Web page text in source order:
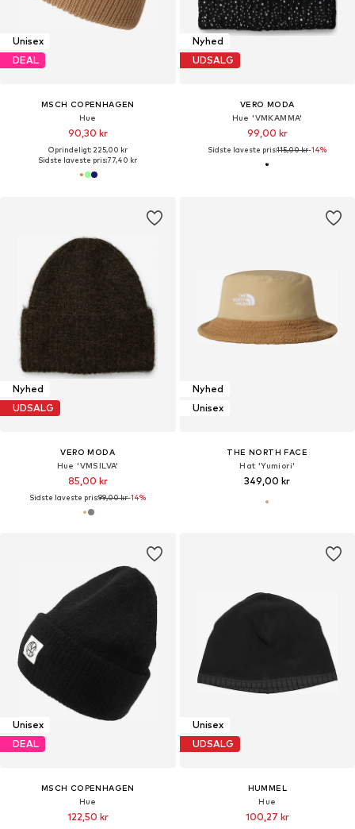
Unisex
DEAL
MSCH COPENHAGEN
Hue
90,30 kr
Oprindeligt: 225,00 kr
Sidste laveste pris:77,40 kr
Nyhed
UDSALG
VERO MODA
Hue 'VMKAMMA'
99,00 kr
Sidste laveste pris:115,00 kr-14%
Nyhed
UDSALG
VERO MODA
Hue 'VMSILVA'
85,00 kr
Sidste laveste pris:99,00 kr-14%
Nyhed
Unisex
THE NORTH FACE
Hat 'Yumiori'
349,00 kr
Unisex
DEAL
MSCH COPENHAGEN
Hue
122,50 kr
Unisex
UDSALG
HUMMEL
Hue
100,27 kr